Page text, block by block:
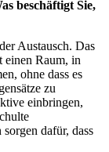
beschäftigt Sie,
Austausch. Das
einen Raum, in
ohne dass es
zu
einbringen,
dafür, dass